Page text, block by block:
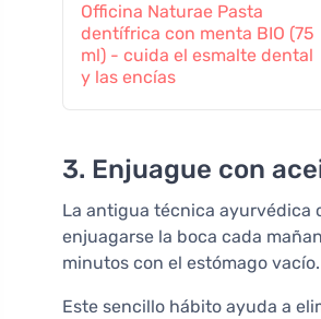
Officina Naturae Pasta
dentífrica con menta BIO (75
ml) - cuida el esmalte dental
y las encías
3. Enjuague con
La antigua técnica ayurvédica
enjuagarse la boca cada
minutos con el estómago vacío.
Este sencillo hábito ayuda a